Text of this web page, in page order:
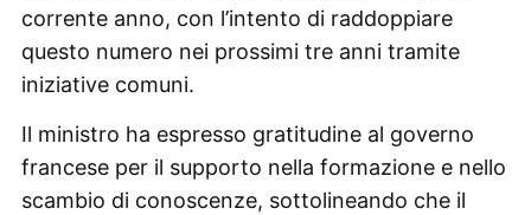
corrente anno, con l’intento di raddoppiare
questo numero nei prossimi tre anni tramite
iniziative comuni.
Il ministro ha espresso gratitudine al governo
francese per il supporto nella formazione e nello
scambio di conoscenze, sottolineando che il